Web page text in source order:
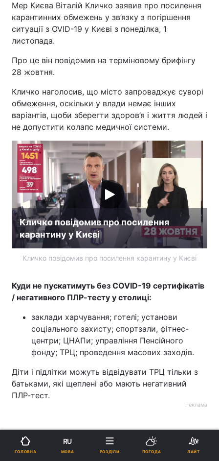
Мер Києва Віталій Кличко заявив про посилення
карантинних обмежень у зв’язку з погіршення
ситуації з OVID-19 у Києві з понеділка, 1
листопада.
Про це він повідомив на терміновому брифінгу
28 жовтня.
Кличко наголосив, що місто запроваджує суворі
обмеження, оскільки у влади немає інших
варіантів, щоби зберегти здоров’я і життя людей і
не допустити колапс медичної системи.
Кличко повідомив про посилення
карантину у Києві
Кличко повідомив про посилення карантину у Києві
Куди не пускатимуть без COVID-19 сертифікатів
/ негативного ПЛР-тесту у столиці:
заклади харчування; готелі; установи
соціального захисту; спортзали, фітнес-
центри; ЦНАПи; управління Пенсійного
фонду; ТРЦ; проведення масових заходів.
Діти і підлітки можуть відвідувати ТРЦ тільки з
батьками, які щеплені або мають негативний
ПЛР-тест.
Реклама
ГОЛОВНА
RU
МОВА РОЗДІЛИ ПОГОДА ЛАЙТ